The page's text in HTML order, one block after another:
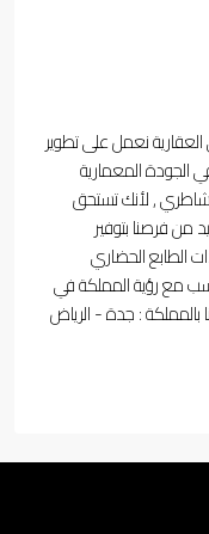
نعمل على تطوير
الجودة المعمارية
, لأنك تستحق
من فرصنا بتوفير
الطابع الحضاري
مع رؤية المملكة في
: جدة - الرياض